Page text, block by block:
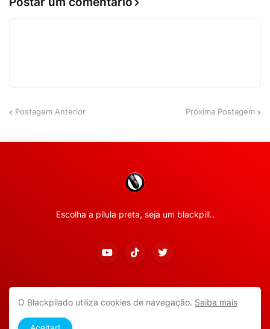
Postagem Anterior Próxima Postagem
Escolha a pílula preta, seja um blackpill..
O Blackpilado utiliza cookies de navegação. Saiba mais